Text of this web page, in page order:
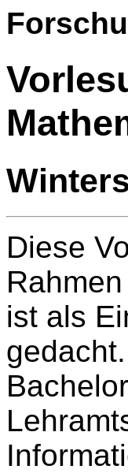
Diese
ist als